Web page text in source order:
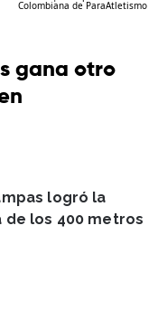
Colombiana de ParaAtletismo
gana otro
logró la
los 400 metros